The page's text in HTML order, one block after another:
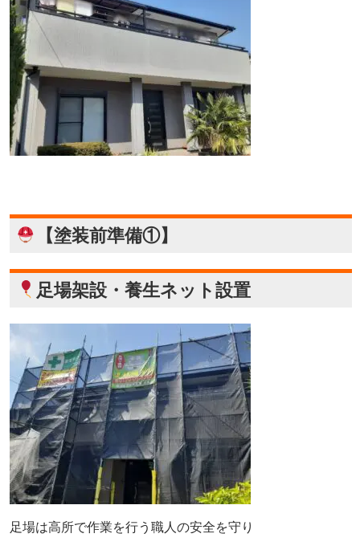
【塗装前準備①】
足場架設・養生ネット設置
足場は高所で作業を行う職人の安全を守り